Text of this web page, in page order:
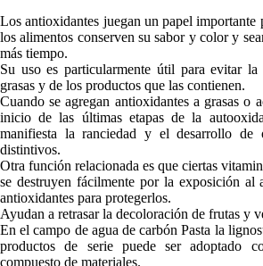
Los antioxidantes juegan un papel importante
los alimentos conserven su sabor y color y
más tiempo.
Su uso es particularmente útil para evitar
grasas y de los productos que las contienen.
Cuando se agregan antioxidantes a grasas o
inicio de las últimas etapas de la
manifiesta la ranciedad y el desarrollo de
distintivos.
Otra función relacionada es que ciertas
se destruyen fácilmente por la exposición al
antioxidantes para protegerlos.
Ayudan a retrasar la decoloración de frutas y
En el campo de agua de carbón Pasta la
productos de serie puede ser adoptado
compuesto de materiales.